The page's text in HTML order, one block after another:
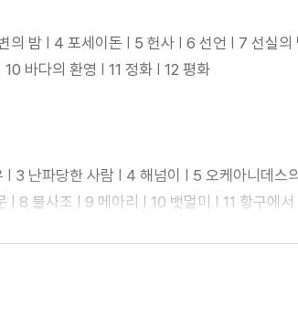
의 밤 | 4 포세이돈 | 5 헌사 | 6 선언 | 7 선실의
바다의 환영 | 11 정화 | 12 평화
| 3 난파당한 사람 | 4 해넘이 | 5 오케아니데스
| 8 불사조 | 9 메아리 | 10 뱃멀미 | 11 항구에서